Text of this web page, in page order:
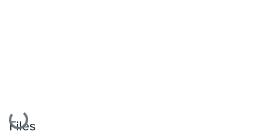
Loading...
Files